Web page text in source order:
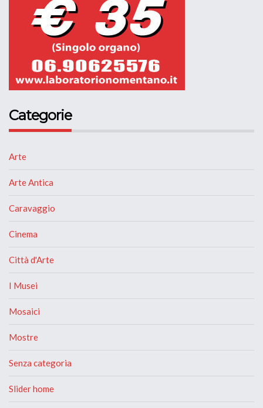
Categorie
Arte
Arte Antica
Caravaggio
Cinema
Città d'Arte
I Musei
Mosaici
Mostre
Senza categoria
Slider home